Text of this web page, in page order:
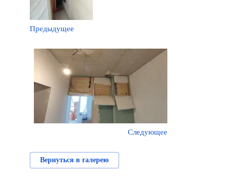
Предыдущее
Следующее
Вернуться в галерею